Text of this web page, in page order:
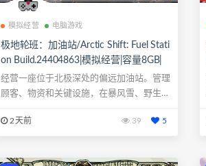
模拟经营 电脑游戏
极地轮班：加油站/Arctic Shift: Fuel Stati
on Build.24404863|模拟经营|容量8GB|
免安装绿色中文版|支持键盘.鼠标
经营一座位于北极深处的偏远加油站。管理
顾客、物资和关键设施，在暴风雪、野生动
2天前 39 5